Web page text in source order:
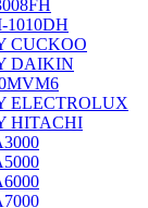
1010DH
CUCKOO
DAIKIN
ELECTROLUX
HITACHI